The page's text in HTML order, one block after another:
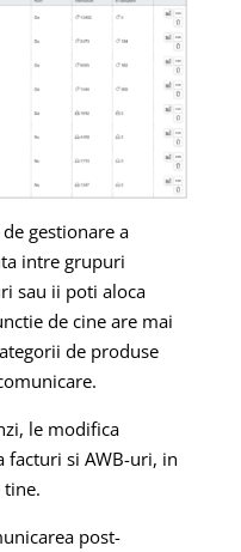
gestionare a
intre grupuri
sau ii poti aloca
de cine are mai
de produse
le modifica
facturi si AWB-uri, in
post-